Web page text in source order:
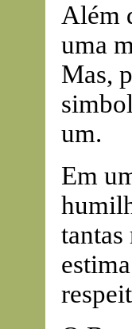
Além
uma
Mas,
um.
Em
tantas